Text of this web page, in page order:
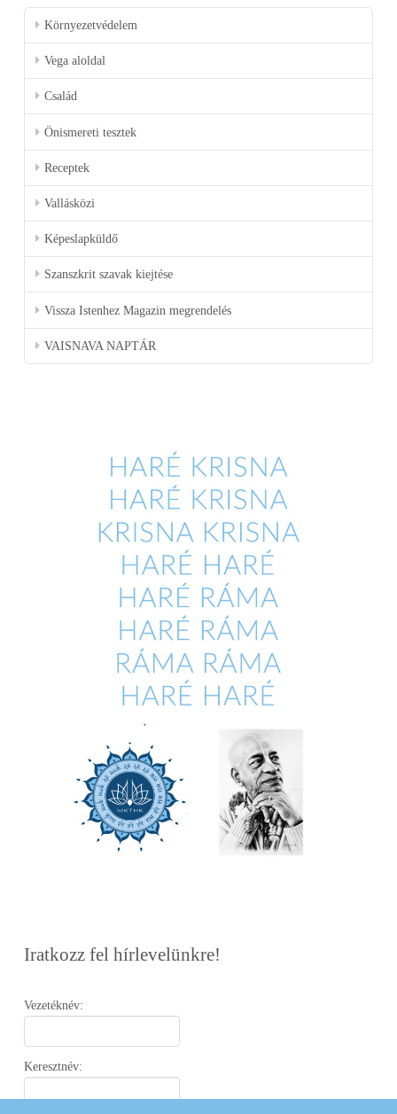
Környezetvédelem
Vega aloldal
Család
Önismereti tesztek
Receptek
Vallásközi
Képeslapküldő
Szanszkrit szavak kiejtése
Vissza Istenhez Magazin megrendelés
VAISNAVA NAPTÁR
Iratkozz fel hírlevelünkre!
Vezetéknév:
Keresztnév: